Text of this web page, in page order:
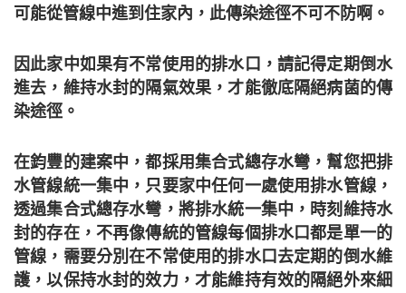
可能從管線中進到住家內，此傳染途徑不可不防啊。
因此家中如果有不常使用的排水口，請記得定期倒水
進去，維持水封的隔氣效果，才能徹底隔絕病菌的傳
染途徑。
在鈞豐的建案中，都採用集合式總存水彎，幫您把排
水管線統一集中，只要家中任何一處使用排水管線，
透過集合式總存水彎，將排水統一集中，時刻維持水
封的存在，不再像傳統的管線每個排水口都是單一的
管線，需要分別在不常使用的排水口去定期的倒水維
護，以保持水封的效力，才能維持有效的隔絕外來細